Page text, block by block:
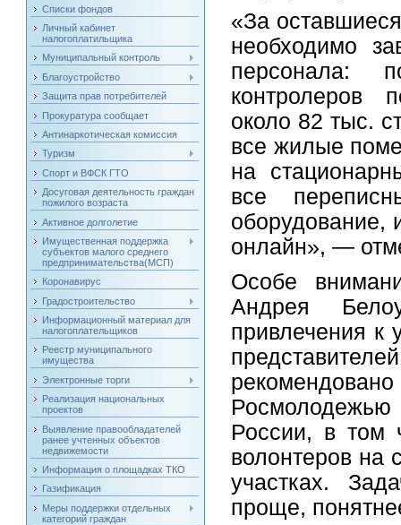
Списки фондов
Личный кабинет
налогоплатильщика
Муниципальный контроль
Благоустройство
Защита прав потребителей
Прокуратура сообщает
Антинаркотическая комиссия
Туризм
Спорт и ВФСК ГТО
Досуговая деятельность граждан
пожилого возраста
Активное долголетие
Имущественная поддержка
субъектов малого среднего
предпринимательства(МСП)
Коронавирус
Градостроительство
Информационный материал для
налогоплательщиков
Реестр муниципального
имущества
Электронные торги
Реализация национальных
проектов
Выявление правообладателей
ранее учтенных объектов
недвижемости
Информация о площадках ТКО
Газификация
Меры поддержки отдельных
категорий граждан
«За
необходимо
персонала:
контролеров
около 82 тыс.
все жилые
на
все
оборудование,
онлайн», —
Особе
Андрея
привлечения к
России, в том
волонтеров на
участках.
проще,